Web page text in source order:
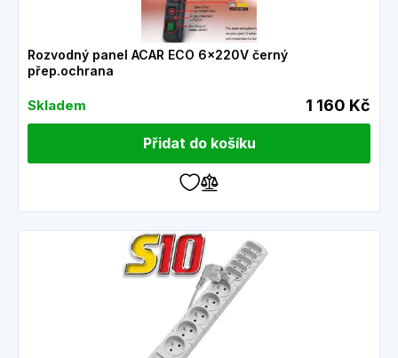
Rozvodný panel ACAR ECO 6x220V černý
přep.ochrana
Skladem 1 160 Kč
Přidat do košíku